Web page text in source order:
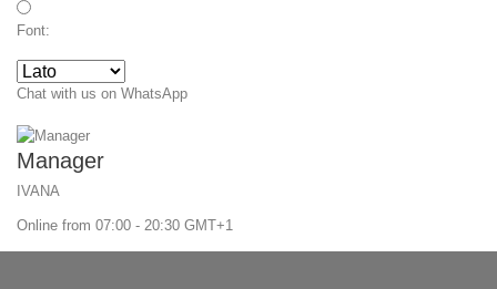
Font:
Chat with us on WhatsApp
Manager
IVANA
Online from 07:00 - 20:30 GMT+1